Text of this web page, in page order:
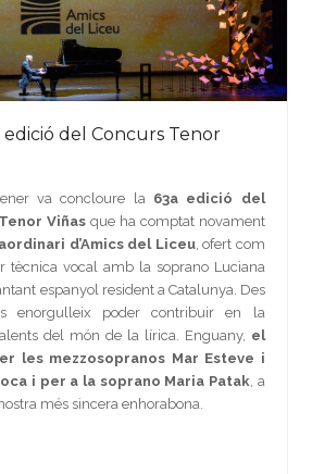
del Concurs Tenor
va concloure la 63a edició del
Viñas que ha comptat novament
d’Amics del Liceu, ofert com
tècnica vocal amb la soprano Luciana
espanyol resident a Catalunya. Des
enorgulleix poder contribuir en la
del món de la lírica. Enguany, el
les mezzosopranos Mar Esteve i
i per a la soprano Maria Patak, a
més sincera enhorabona.